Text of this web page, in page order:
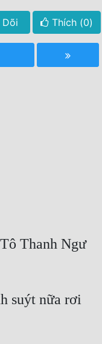
Thích (0)
Thanh Ngư
suýt nữa rơi